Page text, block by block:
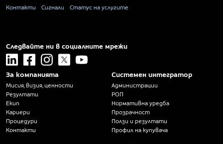
Контакти Сигнали Статус на услугите
Следвайте ни в социалните мрежи
linkedin facebookinstagram
x youtube
За компанията
Мисия, визия, ценности
Резултати
Екип
Кариери
Процедури
Контакти
Системен интегратор
Администрации
РОП
Нормативна уредба
Прозрачност
Ползи и резултати
Профил на купувача